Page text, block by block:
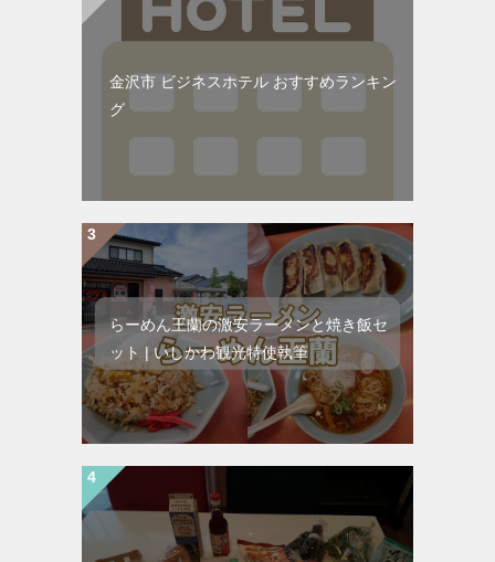
金沢市 ビジネスホテル おすすめランキン
グ
らーめん王蘭の激安ラーメンと焼き飯セ
ット | いしかわ観光特使執筆